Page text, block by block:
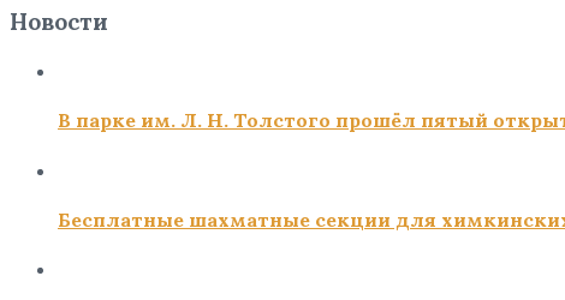
Новости
В парке им. Л. Н. Толстого прошёл пятый
Бесплатные шахматные секции для